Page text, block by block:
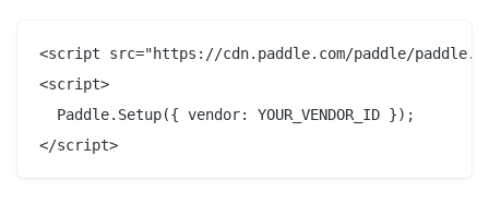
<script src="https://cdn.paddle.com/paddle/
<script>
  Paddle.Setup({ vendor: YOUR_VENDOR_ID });